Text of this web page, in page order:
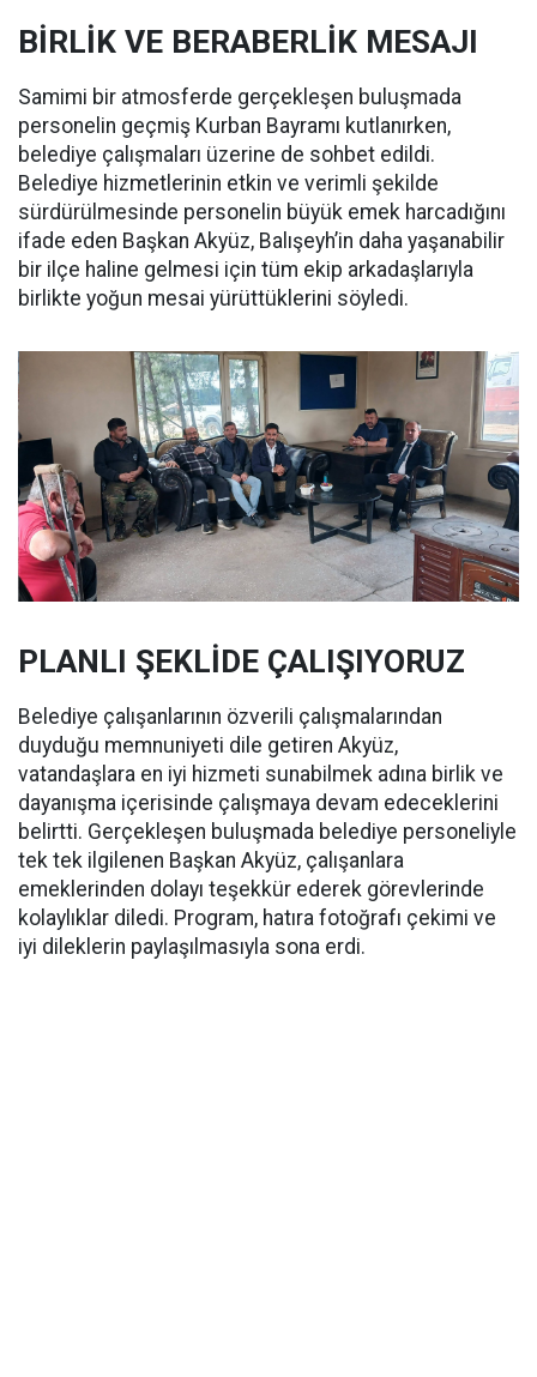
BİRLİK VE BERABERLİK MESAJI
Samimi bir atmosferde gerçekleşen buluşmada
personelin geçmiş Kurban Bayramı kutlanırken,
belediye çalışmaları üzerine de sohbet edildi.
Belediye hizmetlerinin etkin ve verimli şekilde
sürdürülmesinde personelin büyük emek harcadığını
ifade eden Başkan Akyüz, Balışeyh’in daha yaşanabilir
bir ilçe haline gelmesi için tüm ekip arkadaşlarıyla
birlikte yoğun mesai yürüttüklerini söyledi.
PLANLI ŞEKLİDE ÇALIŞIYORUZ
Belediye çalışanlarının özverili çalışmalarından
duyduğu memnuniyeti dile getiren Akyüz,
vatandaşlara en iyi hizmeti sunabilmek adına birlik ve
dayanışma içerisinde çalışmaya devam edeceklerini
belirtti. Gerçekleşen buluşmada belediye personeliyle
tek tek ilgilenen Başkan Akyüz, çalışanlara
emeklerinden dolayı teşekkür ederek görevlerinde
kolaylıklar diledi. Program, hatıra fotoğrafı çekimi ve
iyi dileklerin paylaşılmasıyla sona erdi.